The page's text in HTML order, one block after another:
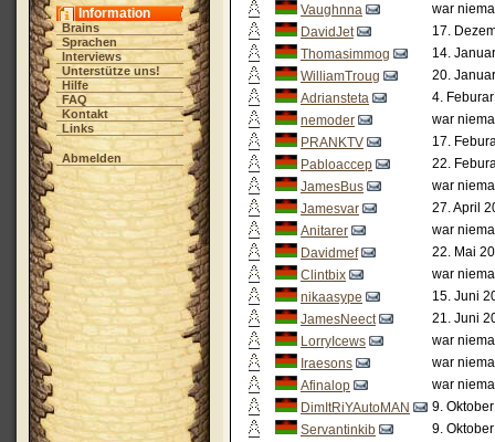
Information
Brains
Sprachen
Interviews
Unterstütze uns!
Hilfe
FAQ
Kontakt
Links
Abmelden
Vaughnna
war
DavidJet
17.
Thomasimmog
14.
WilliamTroug
20.
Adriansteta
4.
nemoder
war
PRANKTV
17.
Pabloaccep
22.
JamesBus
war
Jamesvar
27. April
Anitarer
war
Davidmef
22. Mai
Clintbix
war
nikaasype
15. Juni
JamesNeect
21. Juni
LorryIcews
war
Iraesons
war
Afinalop
war
DimItRiYAutoMAN
9.
Servantinkib
9.